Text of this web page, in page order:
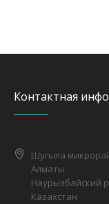
Контактная
Шугыла
Алматы
Наурызбайский
Казахстан